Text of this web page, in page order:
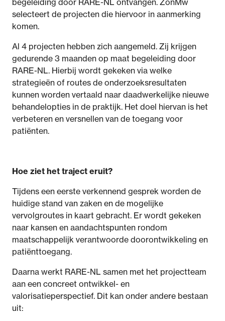
selecteert de projecten die hiervoor in aanmerking
komen.
Al 4 projecten hebben zich aangemeld. Zij krijgen
gedurende 3 maanden op maat begeleiding door
RARE-NL. Hierbij wordt gekeken via welke
strategieën of routes de onderzoeksresultaten
kunnen worden vertaald naar daadwerkelijke nieuwe
behandelopties in de praktijk. Het doel hiervan is het
verbeteren en versnellen van de toegang voor
patiënten.
Hoe ziet het traject eruit?
Tijdens een eerste verkennend gesprek worden de
huidige stand van zaken en de mogelijke
vervolgroutes in kaart gebracht. Er wordt gekeken
naar kansen en aandachtspunten rondom
maatschappelijk verantwoorde doorontwikkeling en
patiënttoegang.
Daarna werkt RARE-NL samen met het projectteam
aan een concreet ontwikkel- en
valorisatieperspectief. Dit kan onder andere bestaan
uit: